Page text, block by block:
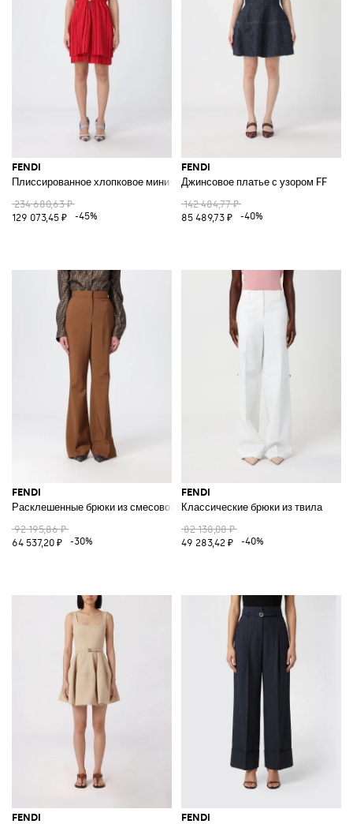
FENDI
Плиссированное хлопковое мини-платье
234 680,63 ₽
129 073,45 ₽
-45%
FENDI
Джинсовое платье с узором FF
142 484,77 ₽
85 489,73 ₽
-40%
FENDI
Расклешенные брюки из смесовой шерсти
92 195,86 ₽
64 537,20 ₽
-30%
FENDI
Классические брюки из твила
82 138,08 ₽
49 283,42 ₽
-40%
FENDI FENDI